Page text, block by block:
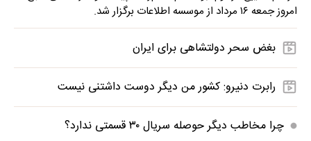
امروز جمعه ۱۶ مرداد از موسسه اطلاعات برگزار شد.
بغض سحر دولتشاهی برای ایران
رابرت دنیرو: کشور من دیگر دوست داشتنی نیست
چرا مخاطب دیگر حوصله سریال ۳۰ قسمتی ندارد؟